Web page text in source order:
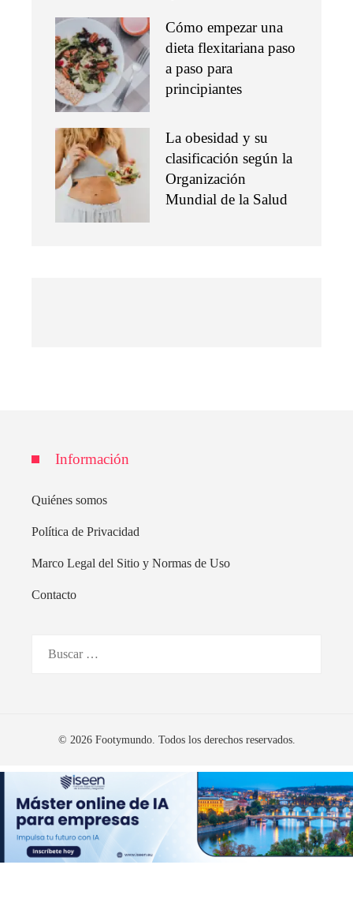
Cómo empezar una
dieta flexitariana paso
a paso para
principiantes
La obesidad y su
clasificación según la
Organización
Mundial de la Salud
Información
Quiénes somos
Política de Privacidad
Marco Legal del Sitio y Normas de Uso
Contacto
© 2026 Footymundo. Todos los derechos reservados.